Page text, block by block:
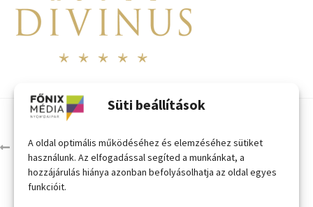
Süti beállítások
A oldal optimális működéséhez és elemzéséhez sütiket
használunk. Az elfogadással segíted a munkánkat, a
hozzájárulás hiánya azonban befolyásolhatja az oldal egyes
funkcióit.
logók-27